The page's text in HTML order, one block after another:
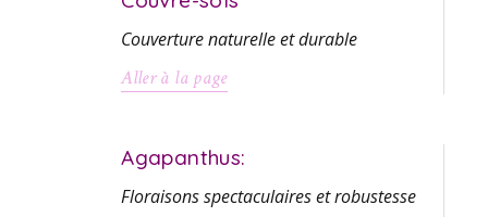
Couverture naturelle et durable
Aller à la page
Agapanthus:
Floraisons spectaculaires et robustesse